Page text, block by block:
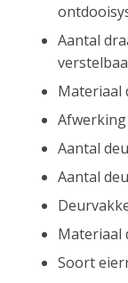
Aantal
Materiaal
Aantal
Aantal
Materiaal
Soort